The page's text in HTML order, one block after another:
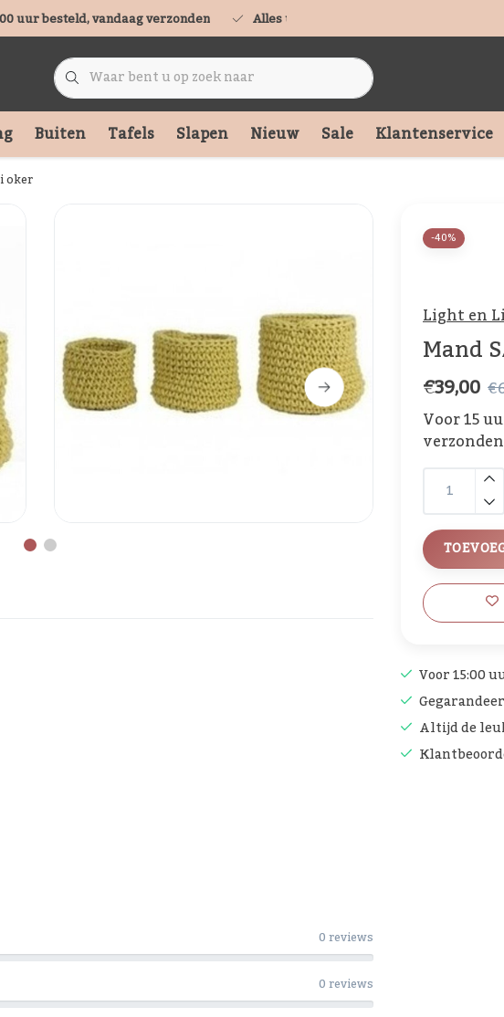
uur besteld, vandaag verzonden Alles uit voorraad leverbaar
Buiten Tafels Slapen Nieuw Sale Klantenservice
oker
-40%
Light en
Mand
€39,00
Voor 15
Voor 15:00
Altijd de
0 reviews
0 reviews